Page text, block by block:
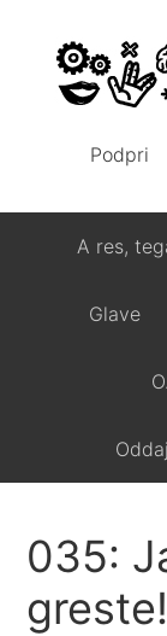
Podpri
A res,
Glave
035:
greste!